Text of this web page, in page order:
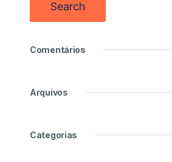
Comentários
Arquivos
Categorias